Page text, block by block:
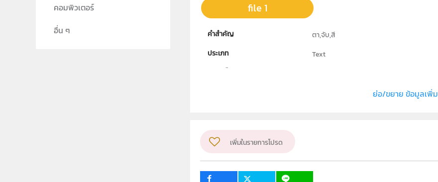
file 1
คำสำคัญ
ตา,จับ,สี
ประเภท
Text
นาย ทัศน์จิต หวังไพบูรย์กิจ , นาย วรท อนุศักดิ์
ย่อ/ขยาย ข้อมูลเพิ่
เพิ่มในรายการโปรด
คอมพิวเตอร์
อื่น ๆ